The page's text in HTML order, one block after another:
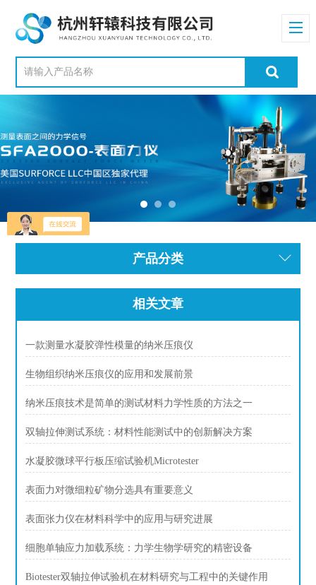
产品分类
相关文章
一款测量水凝胶弹性模量的纳米压痕仪
生物组织纳米压痕仪的应用和发展前景
纳米压痕技术是简单的测试材料力学性质的方法之一
双轴拉伸测试系统：材料性能测试中的创新解决方案
水凝胶微球平行板压缩试验机Microtester
表面力对微细粒矿物分选具有重要意义
表面张力仪在材料科学中的应用与研究进展
细胞单轴应力加载系统：力学生物学研究的精密设备
Biotester双轴拉伸试验机在材料研究与工程中的关键作用